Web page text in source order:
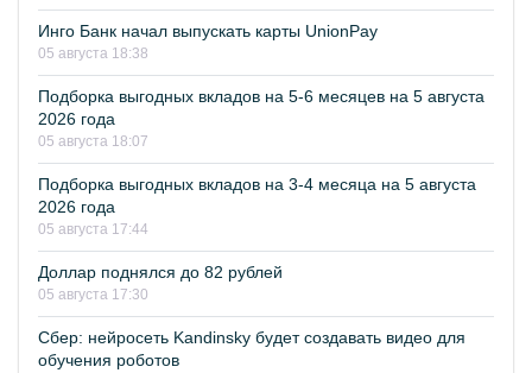
Инго Банк начал выпускать карты UnionPay
05 августа 18:38
Подборка выгодных вкладов на 5-6 месяцев на 5 августа
2026 года
05 августа 18:07
Подборка выгодных вкладов на 3-4 месяца на 5 августа
2026 года
05 августа 17:44
Доллар поднялся до 82 рублей
05 августа 17:30
Сбер: нейросеть Kandinsky будет создавать видео для
обучения роботов